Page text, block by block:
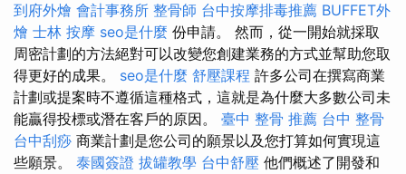
到府外燴 會計事務所 整骨師 台中按摩排毒推薦 BUFFET外
燴 士林 按摩 seo是什麼 份申請。 然而，從一開始就採取
周密計劃的方法絕對可以改變您創建業務的方式並幫助您取
得更好的成果。 seo是什麼 舒壓課程 許多公司在撰寫商業
計劃或提案時不遵循這種格式，這就是為什麼大多數公司未
能贏得投標或潛在客戶的原因。 臺中 整骨 推薦 台中 整骨
台中刮痧 商業計劃是您公司的願景以及您打算如何實現這
些願景。 泰國簽證 拔罐教學 台中舒壓 他們概述了開發和